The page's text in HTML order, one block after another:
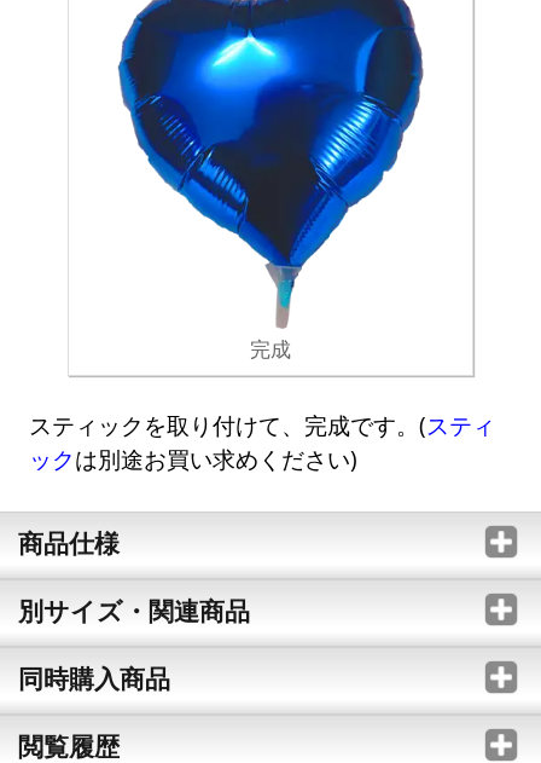
完成
スティックを取り付けて、完成です。(スティ
ックは別途お買い求めください)
商品仕様
別サイズ・関連商品
同時購入商品
閲覧履歴